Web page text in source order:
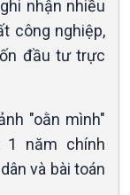
nhận nhiều
công nghiệp,
đầu tư trực
"oằn mình"
1 năm chính
và bài toán